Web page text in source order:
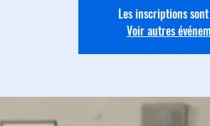
Les inscriptions
Voir autres